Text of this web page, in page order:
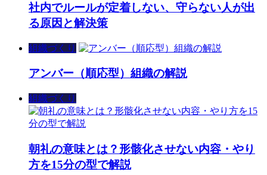
社内でルールが定着しない、守らない人が出
る原因と解決策
組織づくり
アンバー（順応型）組織の解説
組織づくり
朝礼の意味とは？形骸化させない内容・やり
方を15分の型で解説